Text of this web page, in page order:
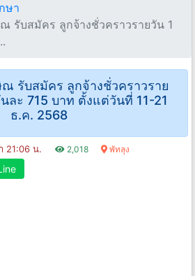
ษา
รับสมัคร ลูกจ้างชั่วคราวรายวัน 1
รับสมัคร ลูกจ้างชั่วคราวราย
ละ 715 บาท ตั้งแต่วันที่ 11-21
ธ.ค. 2568
21:06 น. 2,018 พัทลุง